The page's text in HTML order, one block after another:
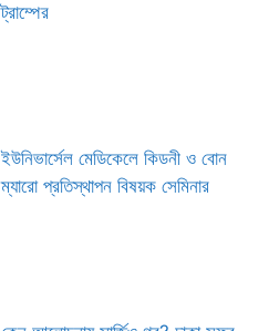
ট্রাম্পের
ইউনিভার্সেল মেডিকেলে কিডনী ও বোন
ম্যারো প্রতিস্থাপন বিষয়ক সেমিনার